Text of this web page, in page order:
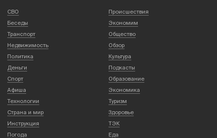
СВО
Происшествия
Беседы
Экономим
Транспорт
Общество
Недвижимость
Обзор
Политика
Культура
Деньги
Подкасты
Спорт
Образование
Афиша
Экономика
Технологии
Туризм
Страна и мир
Здоровье
Инструкция
ТЭК
Погода
Еда